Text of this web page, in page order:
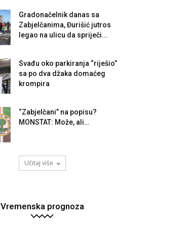
Gradonačelnik danas sa
Zabjelčanima, Đurišić jutros
legao na ulicu da spriječi...
Svađu oko parkiranja “riješio”
sa po dva džaka domaćeg
krompira
“Zabjelčani” na popisu?
MONSTAT: Može, ali…
Učitaj više
Vremenska prognoza